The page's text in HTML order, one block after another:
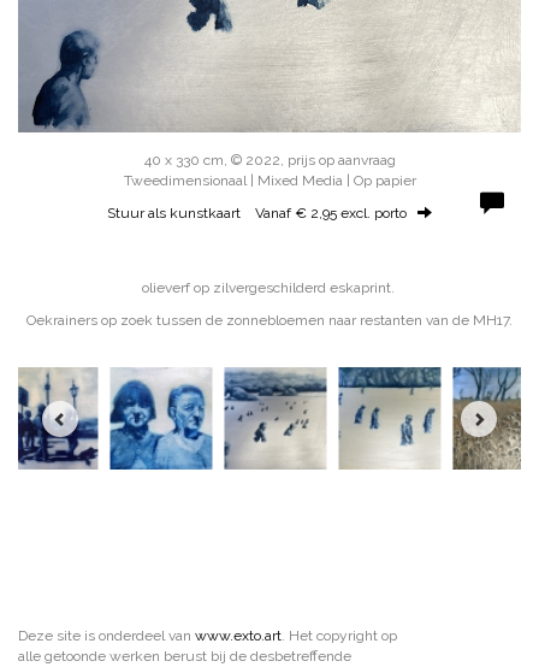
40 x 330 cm, © 2022, prijs op aanvraag
Tweedimensionaal | Mixed Media | Op papier
Stuur als kunstkaart Vanaf € 2,95 excl. porto
olieverf op zilvergeschilderd eskaprint.
Oekrainers op zoek tussen de zonnebloemen naar restanten van de MH17.
Deze site is onderdeel van www.exto.art. Het copyright op
alle getoonde werken berust bij de desbetreffende